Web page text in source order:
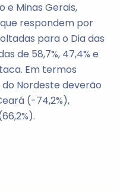
e Minas Gerais,
respondem por
para o Dia das
de 58,7%, 47,4% e
Em termos
Nordeste deverão
(-74,2%),